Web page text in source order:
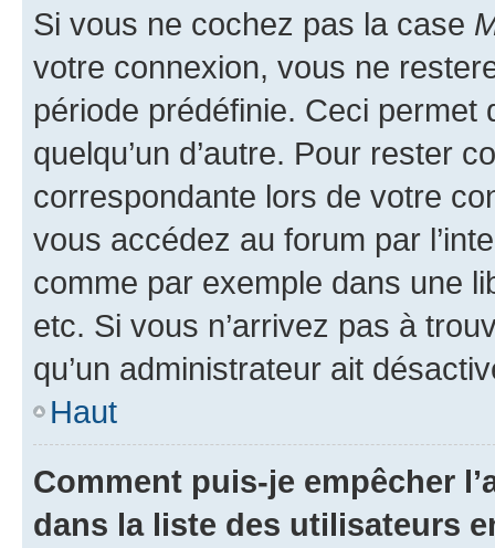
Si vous ne cochez pas la case
votre connexion, vous ne
période prédéfinie. Ceci permet
quelqu’un d’autre. Pour rester
correspondante lors de votre
vous accédez au forum par
comme par exemple dans une
etc. Si vous n’arrivez pas à
qu’un administrateur ait
Haut
Comment puis-je empêcher
dans la liste des utilisateurs